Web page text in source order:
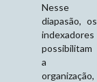
Nesse
diapasão, os
indexadores
possibilitam
a
organização,